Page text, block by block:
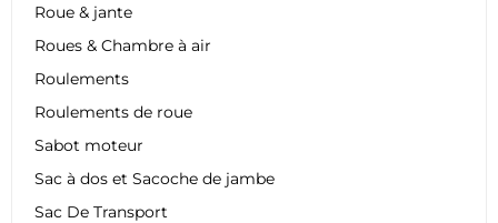
Roue & jante
Roues & Chambre à air
Roulements
Roulements de roue
Sabot moteur
Sac à dos et Sacoche de jambe
Sac De Transport